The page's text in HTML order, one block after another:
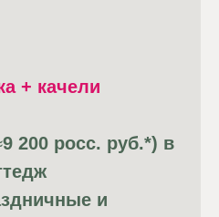
+ качели
9 200 росс. руб.*) в
и